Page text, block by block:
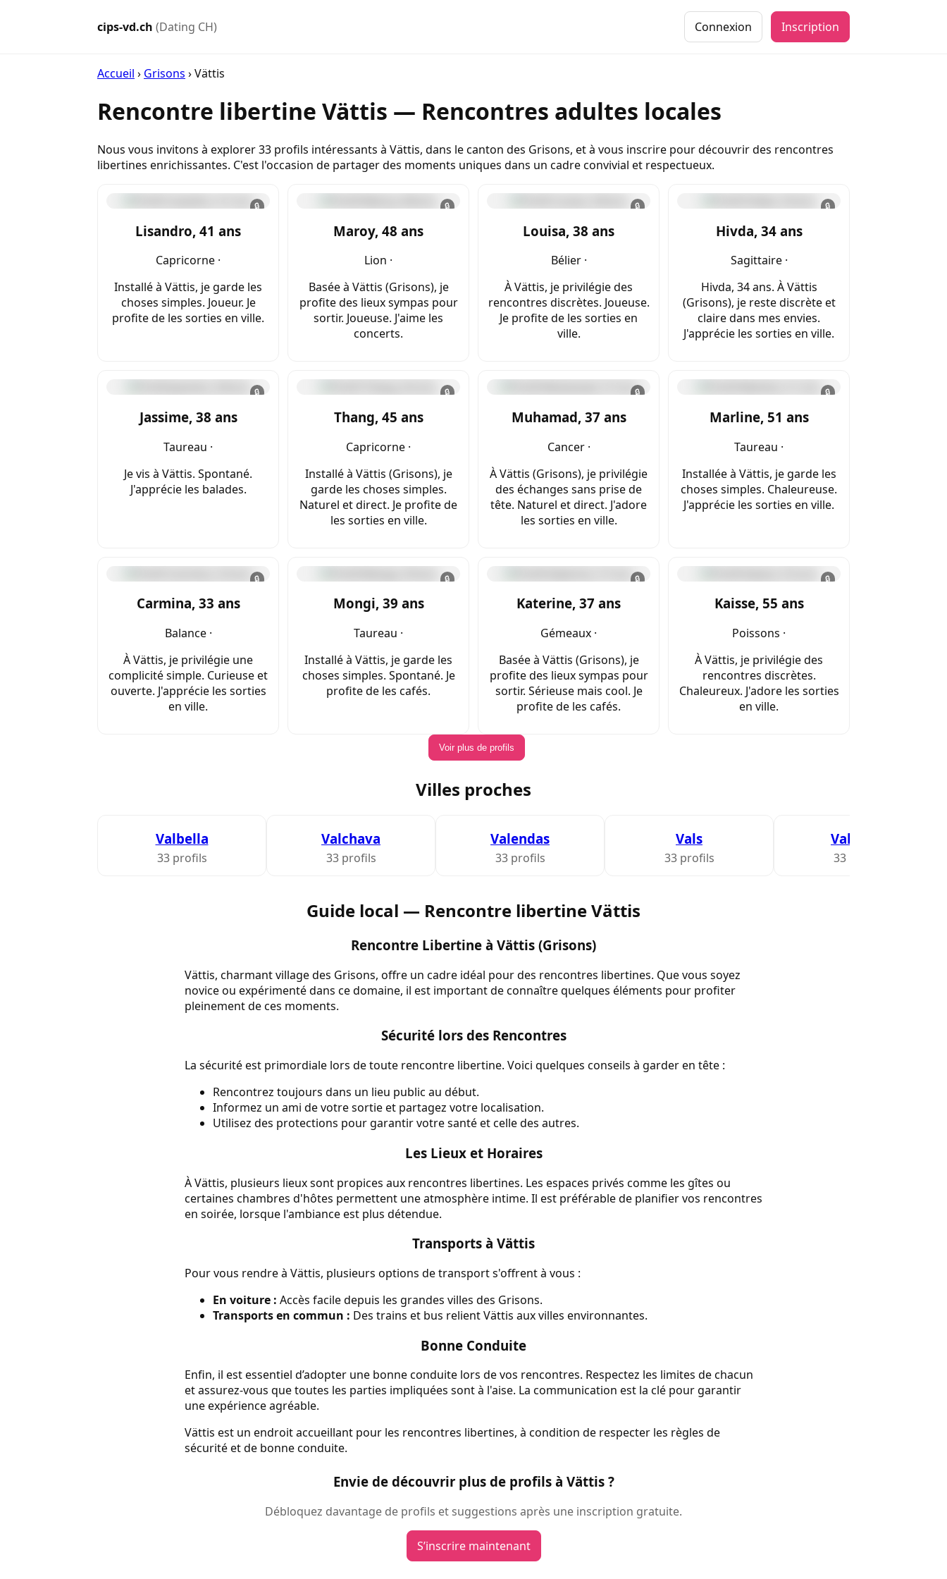
cips-vd.ch (Dating CH) Connexion Inscription
Accueil › Grisons ›Vättis
Rencontre libertine Vättis — Rencontres adultes locales
Nous vous invitons à explorer 33 profils intéressants à Vättis, dans le canton des Grisons, et à vous inscrire pour découvrir des rencontres
libertines enrichissantes. C'est l'occasion de partager des moments uniques dans un cadre convivial et respectueux.
🔒
Lisandro, 41 ans
Capricorne ·
Installé à Vättis, je garde les
choses simples. Joueur. Je
profite de les sorties en ville.
🔒
Maroy, 48 ans
Lion ·
Basée à Vättis (Grisons), je
profite des lieux sympas pour
sortir. Joueuse. J'aime les
concerts.
🔒
Louisa, 38 ans
Bélier ·
À Vättis, je privilégie des
rencontres discrètes. Joueuse.
Je profite de les sorties en
ville.
🔒
Hivda, 34 ans
Sagittaire ·
Hivda, 34 ans. À Vättis
(Grisons), je reste discrète et
claire dans mes envies.
J'apprécie les sorties en ville.
🔒
Jassime, 38 ans
Taureau ·
Je vis à Vättis. Spontané.
J'apprécie les balades.
🔒
Thang, 45 ans
Capricorne ·
Installé à Vättis (Grisons), je
garde les choses simples.
Naturel et direct. Je profite de
les sorties en ville.
🔒
Muhamad, 37 ans
Cancer ·
À Vättis (Grisons), je privilégie
des échanges sans prise de
tête. Naturel et direct. J'adore
les sorties en ville.
🔒
Marline, 51 ans
Taureau ·
Installée à Vättis, je garde les
choses simples. Chaleureuse.
J'apprécie les sorties en ville.
🔒
Carmina, 33 ans
Balance ·
À Vättis, je privilégie une
complicité simple. Curieuse et
ouverte. J'apprécie les sorties
en ville.
🔒
Mongi, 39 ans
Taureau ·
Installé à Vättis, je garde les
choses simples. Spontané. Je
profite de les cafés.
🔒
Katerine, 37 ans
Gémeaux ·
Basée à Vättis (Grisons), je
profite des lieux sympas pour
sortir. Sérieuse mais cool. Je
profite de les cafés.
🔒
Kaisse, 55 ans
Poissons ·
À Vättis, je privilégie des
rencontres discrètes.
Chaleureux. J'adore les sorties
en ville.
Voir plus de profils
Villes proches
Valbella
33 profils
Valchava
33 profils
Valendas
33 profils
Vals
33 profils
Valzeina
33 profils
Guide local — Rencontre libertine Vättis
Rencontre Libertine à Vättis (Grisons)
Vättis, charmant village des Grisons, offre un cadre idéal pour des rencontres libertines. Que vous soyez
novice ou expérimenté dans ce domaine, il est important de connaître quelques éléments pour profiter
pleinement de ces moments.
Sécurité lors des Rencontres
La sécurité est primordiale lors de toute rencontre libertine. Voici quelques conseils à garder en tête :
Rencontrez toujours dans un lieu public au début.
Informez un ami de votre sortie et partagez votre localisation.
Utilisez des protections pour garantir votre santé et celle des autres.
Les Lieux et Horaires
À Vättis, plusieurs lieux sont propices aux rencontres libertines. Les espaces privés comme les gîtes ou
certaines chambres d'hôtes permettent une atmosphère intime. Il est préférable de planifier vos rencontres
en soirée, lorsque l'ambiance est plus détendue.
Transports à Vättis
Pour vous rendre à Vättis, plusieurs options de transport s'offrent à vous :
En voiture : Accès facile depuis les grandes villes des Grisons.
Transports en commun : Des trains et bus relient Vättis aux villes environnantes.
Bonne Conduite
Enfin, il est essentiel d’adopter une bonne conduite lors de vos rencontres. Respectez les limites de chacun
et assurez-vous que toutes les parties impliquées sont à l'aise. La communication est la clé pour garantir
une expérience agréable.
Vättis est un endroit accueillant pour les rencontres libertines, à condition de respecter les règles de
sécurité et de bonne conduite.
Envie de découvrir plus de profils à Vättis ?
Débloquez davantage de profils et suggestions après une inscription gratuite.
S’inscrire maintenant